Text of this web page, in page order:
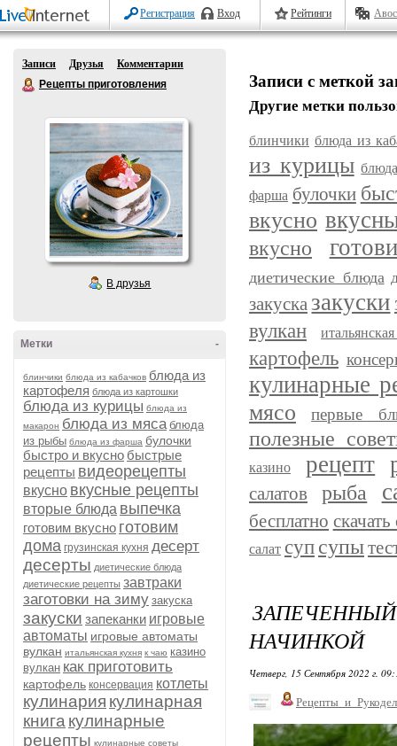
Регистрация Вход Рейтинги
Записи Друзья
Комментарии
Рецепты приготовления
В друзья
-
Метки
блинчики блюда из кабачков блюда из
картофеля блюда из картошки
блюда из курицы блюда из
макарон блюда из мяса блюда
из рыбы блюда из фарша булочки
быстро и вкусно быстрые
рецепты видеорецепты
вкусно вкусные рецепты
вторые блюда выпечка
готовим вкусно готовим
дома грузинская кухня десерт
десерты диетические блюда
диетические рецепты завтраки
заготовки на зиму закуска
закуски запеканки игровые
автоматы игровые автоматы
вулкан итальянская кухня к чаю казино
вулкан как приготовить
картофель консервация котлеты
кулинария кулинарная
книга кулинарные
рецепты кулинарные советы
Записи с меткой
Другие метки
блинчики блюда из
из курицы
фарша булочки
вкусно
вкусно
диетические блюда
закусказакуски
вулкан
картофель
кулинарные
мясо
первые
полезные
казино рецепт
салатов рыба
бесплатно
салат суп супы
НАЧИНКОЙ
Четверг, 15 Сентября 2022 г.